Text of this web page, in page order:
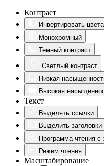
Контраст
Инвертировать цвета
Монохромный
Темный контраст
Светлый контраст
Низкая
Высокая
Текст
Выделять ссылки
Выделить заголовки
Программа чтения с
Режим чтения
Масштабирование